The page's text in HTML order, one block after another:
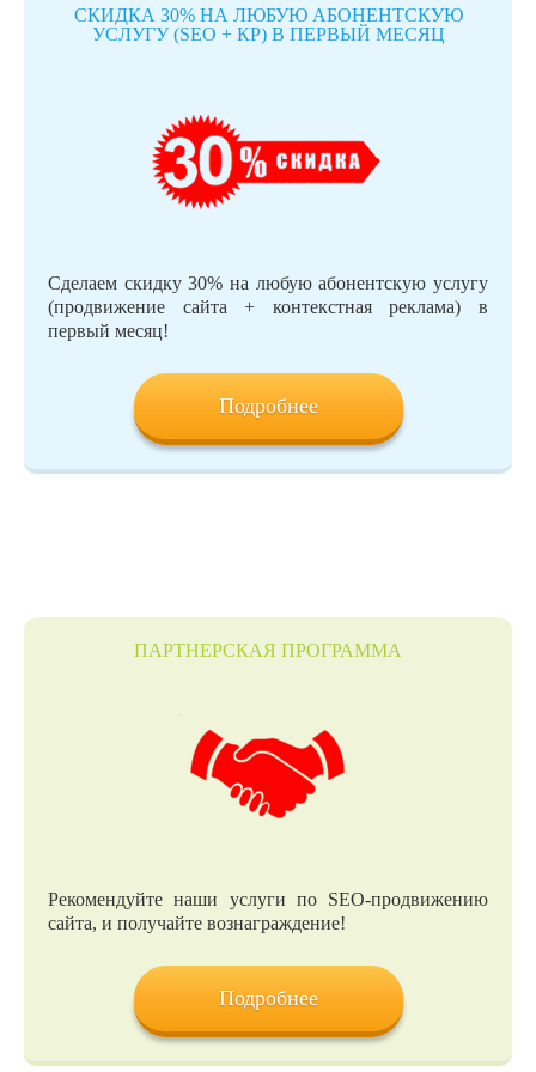
СКИДКА 30% НА ЛЮБУЮ АБОНЕНТСКУЮ
УСЛУГУ (SEO + КР) В ПЕРВЫЙ МЕСЯЦ
Сделаем скидку 30% на любую абонентскую услугу
(продвижение сайта + контекстная реклама) в
первый месяц!
Подробнее
ПАРТНЕРСКАЯ ПРОГРАММА
Рекомендуйте наши услуги по SEO-продвижению
сайта, и получайте вознаграждение!
Подробнее